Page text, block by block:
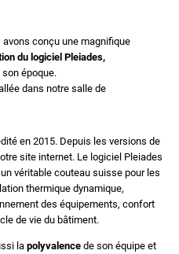
avons conçu une magnifique
du logiciel Pleiades,
époque.
dans notre salle de
en 2015. Depuis les versions de
site internet. Le logiciel Pleiades
véritable couteau suisse pour les
thermique dynamique,
des équipements, confort
de vie du bâtiment.
la polyvalence de son équipe et